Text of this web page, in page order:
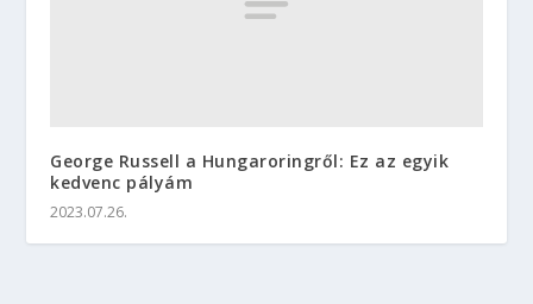
George Russell a Hungaroringről: Ez az egyik
kedvenc pályám
2023.07.26.